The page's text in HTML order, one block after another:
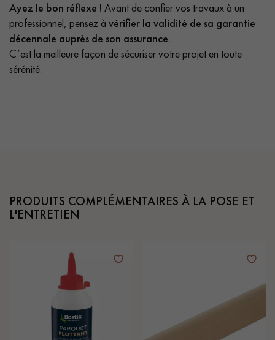
Ayez le bon réflexe ! Avant de confier vos travaux à un
professionnel, pensez à vérifier la validité de sa garantie
décennale auprès de son assurance.
C’est la meilleure façon de sécuriser votre projet en toute
sérénité.
PRODUITS COMPLÉMENTAIRES À LA POSE ET
L'ENTRETIEN